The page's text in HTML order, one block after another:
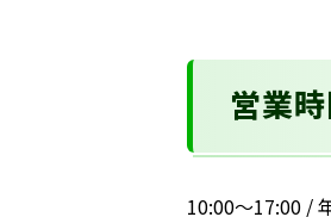
営業
10:00～17:00 /